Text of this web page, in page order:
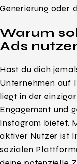
Generierung oder
Warum
Ads
Hast du dich
Unternehmen auf
liegt in der
Engagement und
Instagram bietet.
aktiver Nutzer ist
sozialen